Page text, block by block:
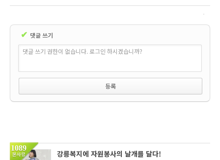
✔ 댓글 쓰기
댓글 쓰기 권한이 없습니다. 로그인 하시겠습니까?
1089
본사람 강릉복지에 자원봉사의 날개를 달다!